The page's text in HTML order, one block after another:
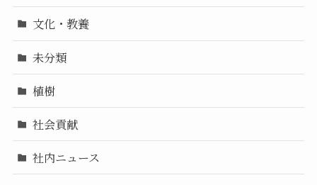
文化・教養
未分類
植樹
社会貢献
社内ニュース